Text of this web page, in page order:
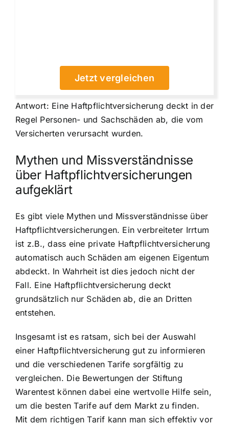
Jetzt vergleichen
Antwort: Eine Haftpflichtversicherung deckt in der
Regel Personen- und Sachschäden ab, die vom
Versicherten verursacht wurden.
Mythen und Missverständnisse
über Haftpflichtversicherungen
aufgeklärt
Es gibt viele Mythen und Missverständnisse über
Haftpflichtversicherungen. Ein verbreiteter Irrtum
ist z.B., dass eine private Haftpflichtversicherung
automatisch auch Schäden am eigenen Eigentum
abdeckt. In Wahrheit ist dies jedoch nicht der
Fall. Eine Haftpflichtversicherung deckt
grundsätzlich nur Schäden ab, die an Dritten
entstehen.
Insgesamt ist es ratsam, sich bei der Auswahl
einer Haftpflichtversicherung gut zu informieren
und die verschiedenen Tarife sorgfältig zu
vergleichen. Die Bewertungen der Stiftung
Warentest können dabei eine wertvolle Hilfe sein,
um die besten Tarife auf dem Markt zu finden.
Mit dem richtigen Tarif kann man sich effektiv vor